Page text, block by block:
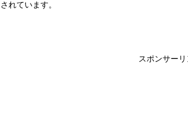
されています。
スポンサーリ